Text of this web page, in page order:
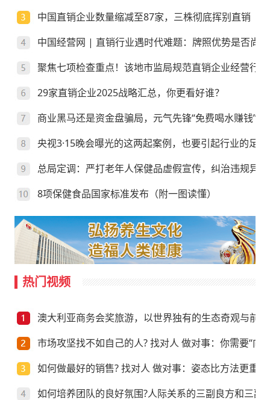
中国直销企业数量缩减至87家，三株彻底挥别直销
中国经营网 | 直销行业遇时代难题：牌照优势是否尚存
聚焦七项检查重点！该地市监局规范直销企业经营行为
29家直销企业2025战略汇总，你更看好谁？
商业黑马还是资金盘骗局，元气先锋“免费喝水赚钱”靠
央视3·15晚会曝光的这两起案例，也要引起行业的足
总局定调：严打老年人保健品虚假宣传，纠治违规异
8项保健食品国家标准发布（附一图读懂）
热门视频
澳大利亚商务会奖旅游，以世界独有的生态奇观与前
市场攻坚找不如自己的人? 找对人 做对事：你需要“向
如何做最好的销售? 找对人 做对事：姿态比方法更重要!
如何培养团队的良好氛围?人际关系的三副良方和三副